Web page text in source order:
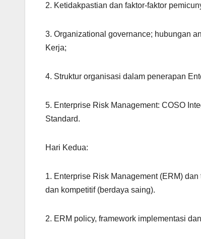
2. Ketidakpastian dan faktor-faktor
3. Organizational governance; hubungan
Kerja;
4. Struktur organisasi dalam penerapan
5. Enterprise Risk Management: COSO
Standard.
Hari Kedua:
1. Enterprise Risk Management (ERM)
dan kompetitif (berdaya saing).
2. ERM policy, framework implementasi